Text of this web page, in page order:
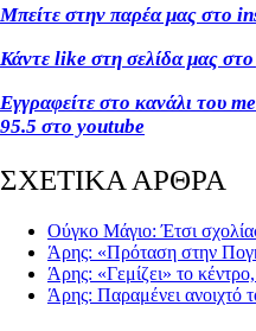
Μπείτε στην παρέα μας στο
Κάντε like στη σελίδα μας
Εγγραφείτε στο κανάλι του
95.5 στο youtube
ΣΧΕΤΙΚΑ ΑΡΘΡΑ
Ούγκο Μάγιο: Έτσι
Άρης: «Πρόταση στην
Άρης: «Γεμίζει» το
Άρης: Παραμένει ανοιχτό